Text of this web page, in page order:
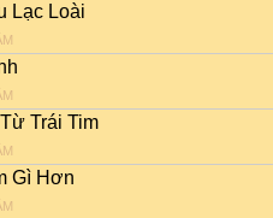
Lạc Loài
Trái Tim
Gì Hơn